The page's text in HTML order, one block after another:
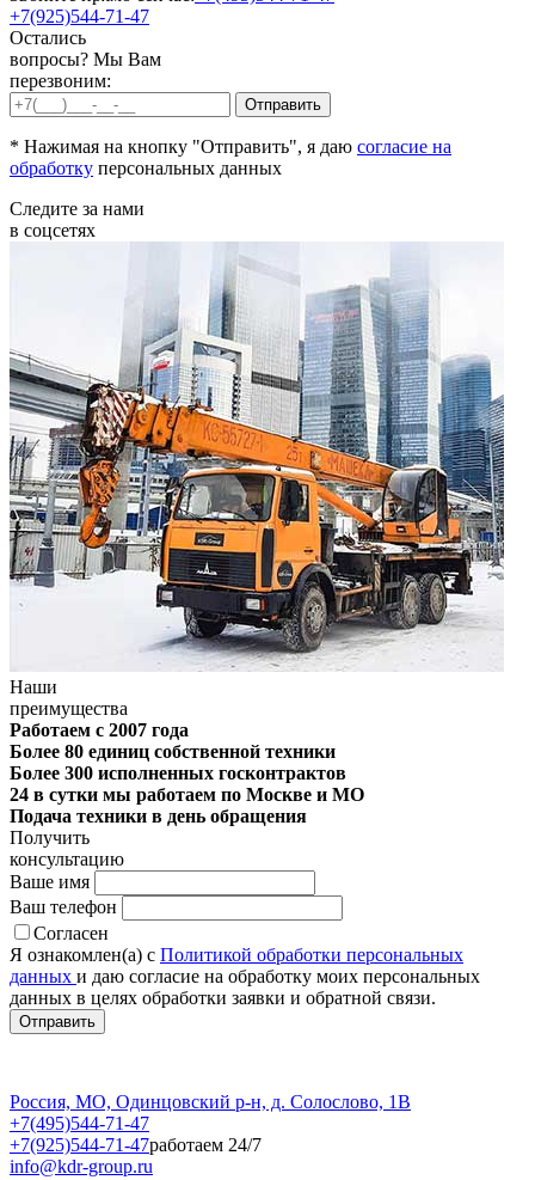
+7(925)544-71-47
Остались
вопросы? Мы Вам
перезвоним:
* Нажимая на кнопку "Отправить", я даю согласие на
обработку персональных данных
Следите за нами
в соцсетях
Наши
преимущества
Работаем с 2007 года
Более 80 единиц собственной техники
Более 300 исполненных госконтрактов
24 в сутки мы работаем по Москве и МО
Подача техники в день обращения
Получить
консультацию
Ваше имя
Ваш телефон
Согласен
Я ознакомлен(а) с Политикой обработки персональных
данных и даю согласие на обработку моих персональных
данных в целях обработки заявки и обратной связи.
Россия, МО, Одинцовский р-н, д. Солослово, 1В
+7(495)544-71-47
+7(925)544-71-47работаем 24/7
info@kdr-group.ru